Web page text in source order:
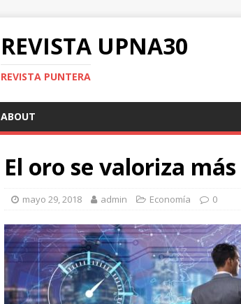
REVISTA UPNA30
REVISTA PUNTERA
ABOUT
El oro se valoriza
mayo 29, 2018 admin Economía 0